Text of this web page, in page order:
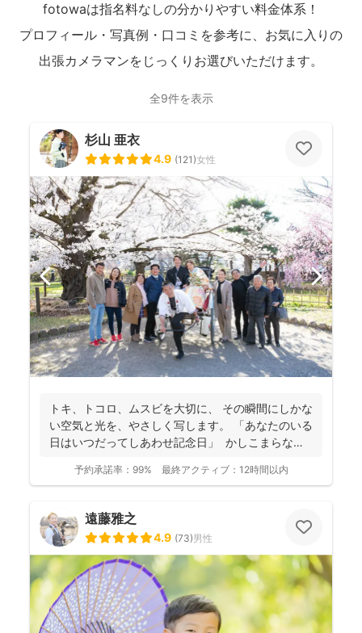
fotowaは指名料なしの分かりやすい料金体系！
プロフィール・写真例・口コミを参考に、お気に入りの
出張カメラマンをじっくりお選びいただけます。
全9件を表示
杉山 亜衣
4.9 (121)女性
トキ、トコロ、ムスビを大切に、 その瞬間にしかな
い空気と光を、やさしく写します。 「あなたのいる
日はいつだってしあわせ記念日」 かしこまらなく
予約承諾率： 99% 最終アクティブ： 12時間以内
遠藤雅之
4.9 (73)男性